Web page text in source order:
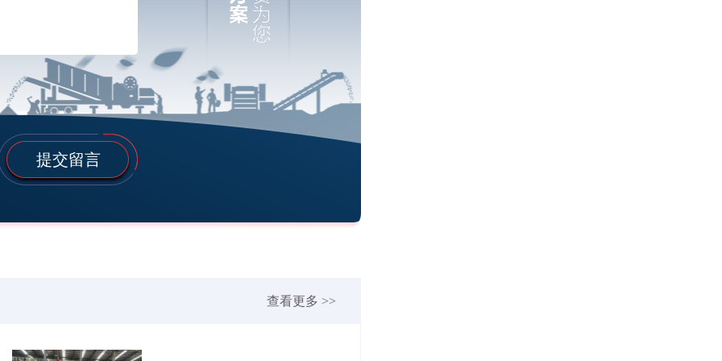
提交留言
查看更多 >>